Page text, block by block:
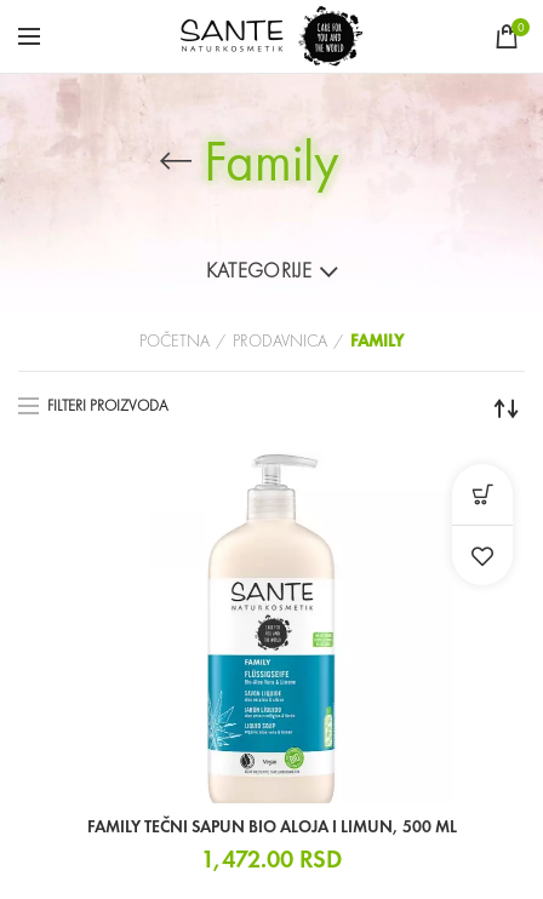
0
Family
KATEGORIJE
POČETNA PRODAVNICA FAMILY
FILTERI PROIZVODA
FAMILY TEČNI SAPUN BIO ALOJA I LIMUN, 500 ML
1,472.00 RSD